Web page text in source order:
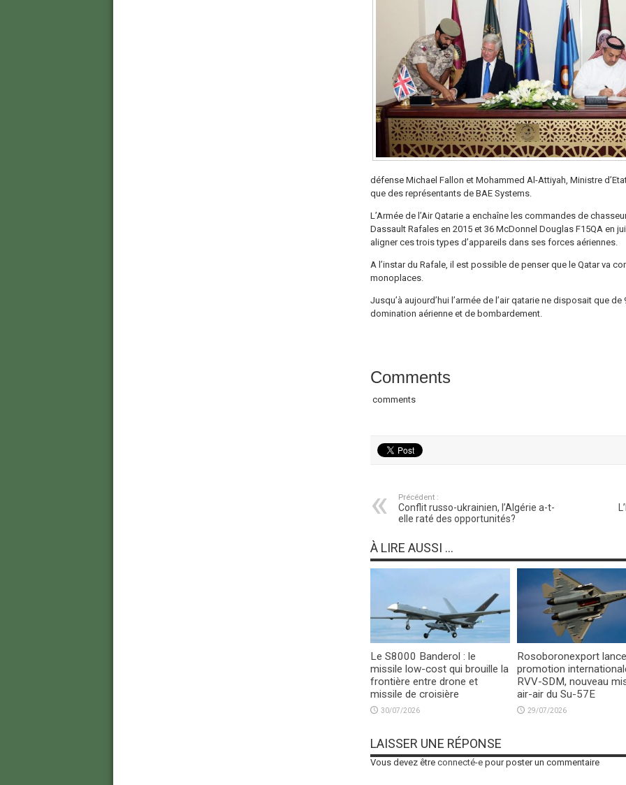
défense Michael Fallon et Mohammed Al-Attiyah, Ministre
que des représentants de BAE Systems.
L’Armée de l’Air Qatarie a enchaîne les commandes de
Dassault Rafales en 2015 et 36 McDonnel Douglas F15QA en
aligner ces trois types d’appareils dans ses forces aériennes.
A l’instar du Rafale, il est possible de penser que le Qatar va
monoplaces.
Jusqu’à aujourd’hui l’armée de l’air qatarie ne disposait que
domination aérienne et de bombardement.
Comments
comments
Précédent :
Conflit russo-ukrainien, l’Algérie a-t-
elle raté des opportunités?
À LIRE AUSSI ...
Le S8000 Banderol : le
missile low-cost qui brouille la
frontière entre drone et
missile de croisière
30/07/2026
Rosoboronexport
promotion
RVV-SDM, nouveau
air-air du Su-57E
29/07/2026
LAISSER UNE RÉPONSE
Vous devez être connecté-epour poster un commentaire